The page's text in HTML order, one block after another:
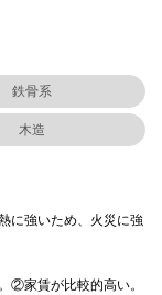
鉄骨系
木造
強いため、火災に強
②家賃が比較的高い。